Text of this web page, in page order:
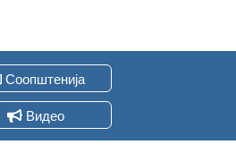
Соопштенија
Видео